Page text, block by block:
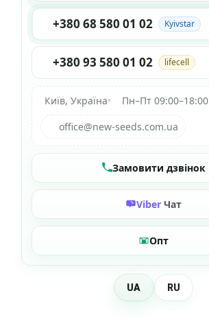
+380 68 580 01 02 Kyivstar
+380 93 580 01 02 lifecell
Київ, Україна•
Пн–Пт 09:00–18:00
office@new-seeds.com.ua
Замовити дзвінок
Viber Чат
Опт
UA RU